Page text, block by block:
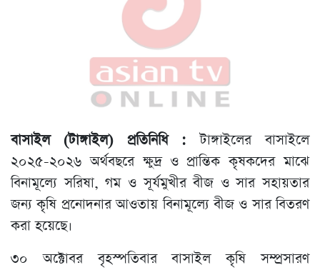
বাসাইল (টাঙ্গাইল) প্রতিনিধি :টাঙ্গাইলের বাসাইলে
২০২৫-২০২৬ অর্থবছরে ক্ষুদ্র ও প্রান্তিক কৃষকদের মাঝে
বিনামূল্যে সরিষা, গম ও সূর্যমুখীর বীজ ও সার সহায়তার
জন্য কৃষি প্রনোদনার আওতায় বিনামূল্যে বীজ ও সার বিতরণ
করা হয়েছে।
৩০ অক্টোবর বৃহস্পতিবার বাসাইল কৃষি সম্প্রসারণ